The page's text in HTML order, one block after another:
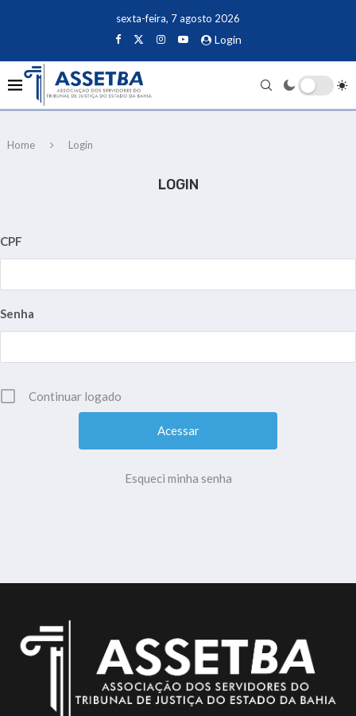
sexta-feira, 7 agosto 2026
Login
Home Login
LOGIN
CPF
Senha
Continuar logado
Esqueci minha senha